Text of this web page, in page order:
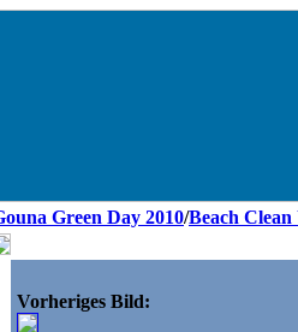
Green Day 2010/Beach Clean
Vorheriges Bild: